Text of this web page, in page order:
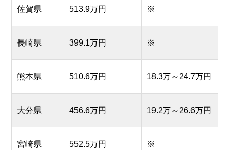
佐賀県 513.9万円 ※
長崎県 399.1万円 ※
熊本県 510.6万円 18.3万～24.7万円
大分県 456.6万円 19.2万～26.6万円
宮崎県 552.5万円 ※